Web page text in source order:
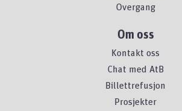
Overgang
Om oss
Kontakt oss
Chat med AtB
Billettrefusjon
Prosjekter